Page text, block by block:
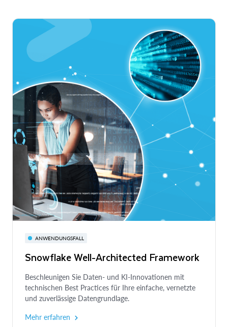
ANWENDUNGSFALL
Snowflake Well-Architected Framework
Beschleunigen Sie Daten- und KI-Innovationen mit
technischen Best Practices für Ihre einfache, vernetzte
und zuverlässige Datengrundlage.
Mehr erfahren